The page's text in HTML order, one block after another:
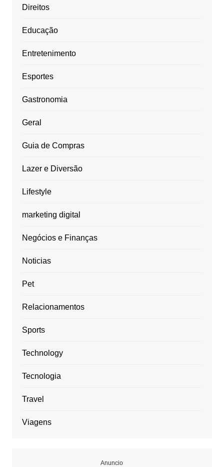
Direitos
Educação
Entretenimento
Esportes
Gastronomia
Geral
Guia de Compras
Lazer e Diversão
Lifestyle
marketing digital
Negócios e Finanças
Noticias
Pet
Relacionamentos
Sports
Technology
Tecnologia
Travel
Viagens
Anuncio